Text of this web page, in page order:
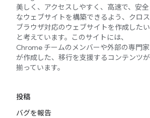
美しく、アクセスしやすく、高速で、安全
なウェブサイトを構築できるよう、クロス
ブラウザ対応のウェブサイトを作成したい
と考えています。このサイトには、
Chrome チームのメンバーや外部の専門家
が作成した、移行を支援するコンテンツが
揃っています。
投稿
バグを報告